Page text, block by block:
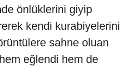
önlüklerini giyip
kendi kurabiyelerini
sahne oluan
eğlendi hem de